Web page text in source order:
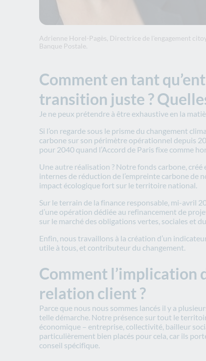
Adrienne Horel-Pagès, Directrice de l'engagement
Banque Postale.
Comment en tant
transition juste ?
Je ne peux prétendre à être exhaustive en la
Si l’on regarde sous le prisme du changement
carbone sur son périmètre opérationnel depuis
pour 2040 quand l’Accord de Paris fixe comme
Une autre réalisation ? Notre fonds carbone,
internes de réduction de l’empreinte carbone de
impact écologique fort sur le territoire national.
Sur le terrain de la finance responsable, mi-avril
d’une opération dédiée au refinancement de
sur le marché des obligations vertes, sociales et
Enfin, nous travaillons à la création d’un
utile à tous, et contributeur du changement.
Comment l’implication
relation client ?
Parce que nous nous sommes lancés il y a
telle démarche. Notre présence sur tout le
économique – entreprise, collectivité, bailleur
particulièrement bien placés pour cela, car ils
conseil spécifique.